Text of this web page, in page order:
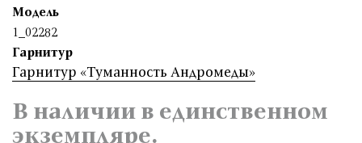
Модель
1_02282
Гарнитур
Гарнитур «Туманность Андромеды»
В наличии в единственном
экземпляре.